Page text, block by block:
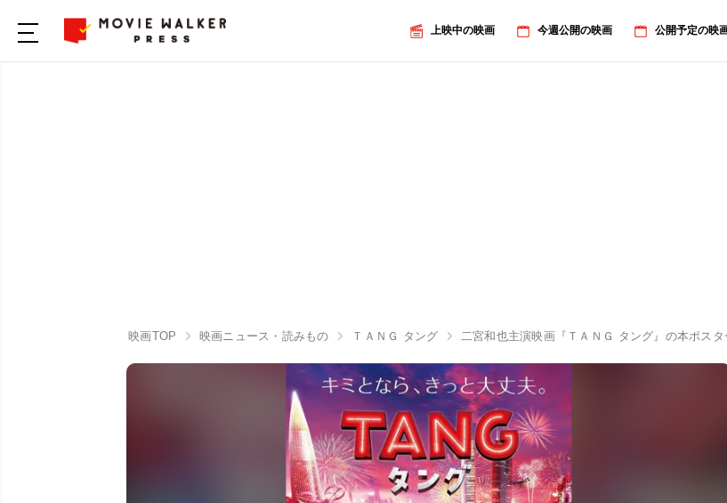
上映中の映画 今週公開の映画 公開予定の映
映画TOP 映画ニュース・読みもの ＴＡＮＧ タング 二宮和也主演映画『ＴＡＮＧ タング』の本ポス